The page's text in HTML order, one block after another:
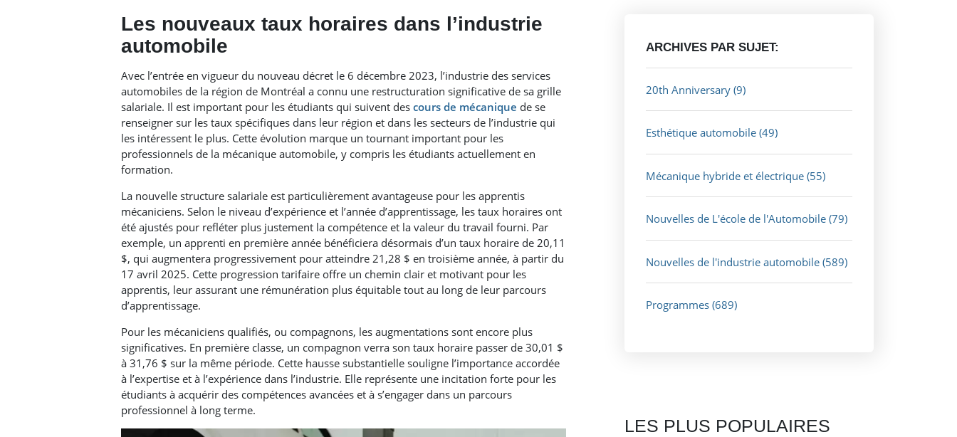
Les nouveaux taux horaires dans l’industrie
automobile
Avec l’entrée en vigueur du nouveau décret le 6 décembre 2023, l’industrie des services
automobiles de la région de Montréal a connu une restructuration significative de sa grille
salariale. Il est important pour les étudiants qui suivent des cours de mécanique de se
renseigner sur les taux spécifiques dans leur région et dans les secteurs de l’industrie qui
les intéressent le plus. Cette évolution marque un tournant important pour les
professionnels de la mécanique automobile, y compris les étudiants actuellement en
formation.
La nouvelle structure salariale est particulièrement avantageuse pour les apprentis
mécaniciens. Selon le niveau d’expérience et l’année d’apprentissage, les taux horaires ont
été ajustés pour refléter plus justement la compétence et la valeur du travail fourni. Par
exemple, un apprenti en première année bénéficiera désormais d’un taux horaire de 20,11
$, qui augmentera progressivement pour atteindre 21,28 $ en troisième année, à partir du
17 avril 2025. Cette progression tarifaire offre un chemin clair et motivant pour les
apprentis, leur assurant une rémunération plus équitable tout au long de leur parcours
d’apprentissage.
Pour les mécaniciens qualifiés, ou compagnons, les augmentations sont encore plus
significatives. En première classe, un compagnon verra son taux horaire passer de 30,01 $
à 31,76 $ sur la même période. Cette hausse substantielle souligne l’importance accordée
à l’expertise et à l’expérience dans l’industrie. Elle représente une incitation forte pour les
étudiants à acquérir des compétences avancées et à s’engager dans un parcours
professionnel à long terme.
ARCHIVES PAR SUJET:
20th Anniversary (9)
Esthétique automobile (49)
Mécanique hybride et électrique (55)
Nouvelles de L'école de l'Automobile (79)
Nouvelles de l'industrie automobile (589)
Programmes (689)
LES PLUS POPULAIRES